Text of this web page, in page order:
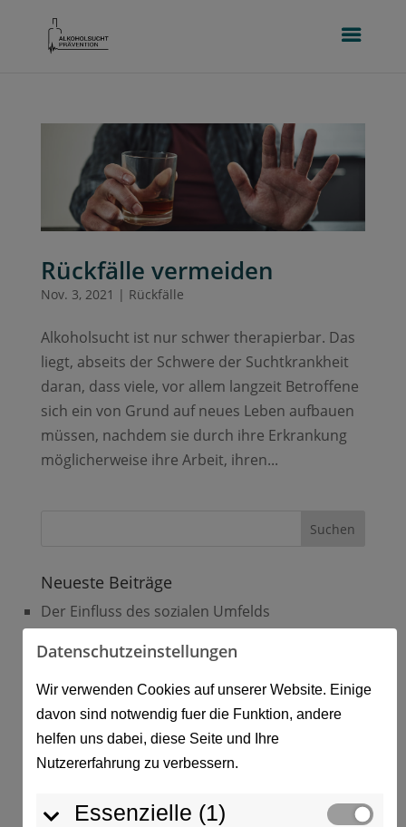
Datenschutzeinstellungen
Wir verwenden Cookies auf unserer Website. Einige
davon sind notwendig fuer die Funktion, andere
helfen uns dabei, diese Seite und Ihre
Nutzererfahrung zu verbessern.
Essenzielle (1)
Rückfälle vermeiden
Nov. 3, 2021 | Rückfälle
Alkoholsucht ist nur schwer therapierbar. Das
liegt, abseits der Schwere der Suchtkrankheit
daran, dass viele, vor allem langzeit Betroffene
sich ein von Grund auf neues Leben aufbauen
müssen, nachdem sie durch ihre Erkrankung
möglicherweise ihre Arbeit, ihren...
Neueste Beiträge
Der Einfluss des sozialen Umfelds
Sucht und Abhängigkeit
Betriebliche Suchtprävention
Alkohol – Wirkung und Folgen